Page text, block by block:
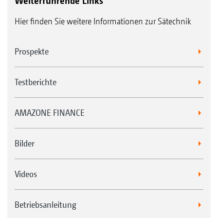
einem Reihenabstand von 25 cm.
Betriebsmitteleinsparungen, wie Saatgut
Hier finden Sie weitere Informationen zur Sätechnik
Prospekte
Testberichte
AMAZONE FINANCE
Bilder
Videos
Betriebsanleitung